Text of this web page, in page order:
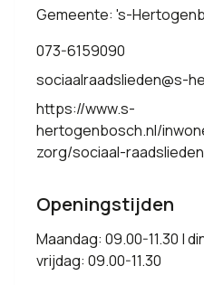
Gemeente: 's-
073-6159090
sociaalraadslieden@s-
https://www.s-
hertogenbosch.nl/
zorg/sociaal-raadslieden
Openingstijden
Maandag: 09.00-11.30 |
vrijdag: 09.00-11.30